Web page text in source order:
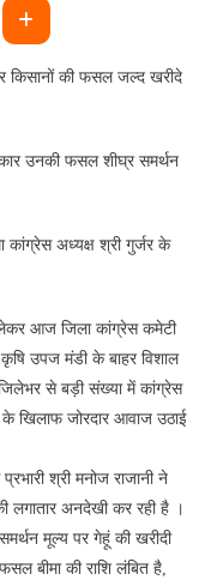
पर
सरकार
तारीख
देना
श्री
राजानी
किसानों की फसल जल्द खरीदे
उनकी फसल शीघ्र समर्थन
कांग्रेस अध्यक्ष श्री गुर्जर के
आज जिला कांग्रेस कमेटी
उपज मंडी के बाहर विशाल
जिलेभर से बड़ी संख्या में कांग्रेस
के खिलाफ जोरदार आवाज उठाई
श्री मनोज राजानी ने
लगातार अनदेखी कर रही है ।
मूल्य पर गेहूं की खरीदी
बीमा की राशि लंबित है,